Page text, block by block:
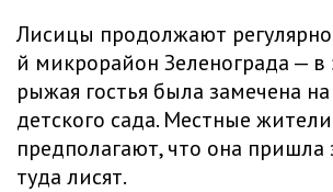
Лисицы продолжают
й микрорайон Зеленограда — в
рыжая гостья была замечена
детского сада. Местные жители
предполагают, что она пришла
туда лисят.